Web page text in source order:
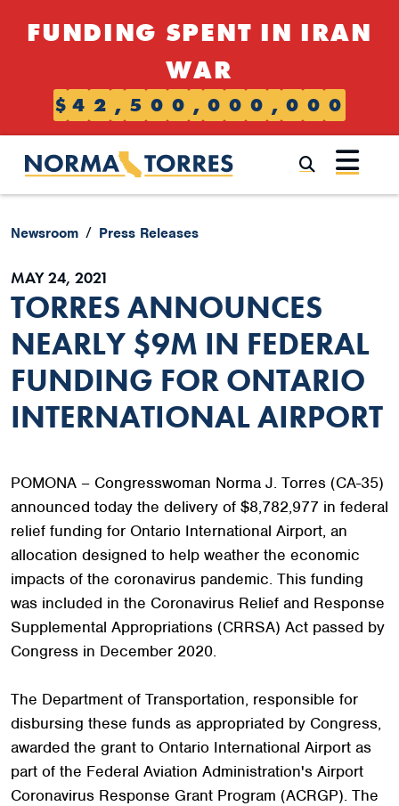
FUNDING SPENT IN IRAN
WAR
$ 4 2 , 5 0 0 , 0 0 0 , 0 0 0
Newsroom Press Releases
MAY 24, 2021
TORRES ANNOUNCES
NEARLY $9M IN FEDERAL
FUNDING FOR ONTARIO
INTERNATIONAL AIRPORT
POMONA – Congresswoman Norma J. Torres (CA-35)
announced today the delivery of $8,782,977 in federal
relief funding for Ontario International Airport, an
allocation designed to help weather the economic
impacts of the coronavirus pandemic. This funding
was included in the Coronavirus Relief and Response
Supplemental Appropriations (CRRSA) Act passed by
Congress in December 2020.
The Department of Transportation, responsible for
disbursing these funds as appropriated by Congress,
awarded the grant to Ontario International Airport as
part of the Federal Aviation Administration's Airport
Coronavirus Response Grant Program (ACRGP). The